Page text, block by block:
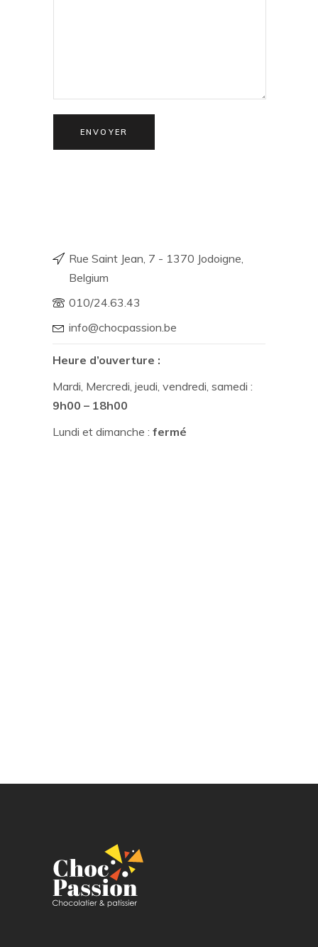
ENVOYER
Rue Saint Jean, 7 - 1370 Jodoigne,
Belgium
010/24.63.43
info@chocpassion.be
Heure d’ouverture :
Mardi, Mercredi, jeudi, vendredi, samedi :
9h00 – 18h00
Lundi et dimanche : fermé